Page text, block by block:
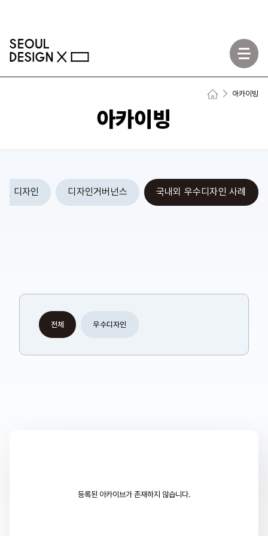
모바일메뉴
Home
아카이빙
아카이빙
디자인 디자인거버넌스 국내외 우수디자인 사례
전체 우수디자인
등록된 아카이브가 존재하지 않습니다.